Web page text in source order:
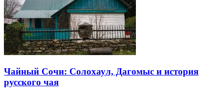
Чайный Сочи: Солохаул, Дагомыс и история
русского чая